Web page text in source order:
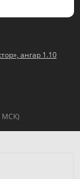
ангар 1.10
МСК)